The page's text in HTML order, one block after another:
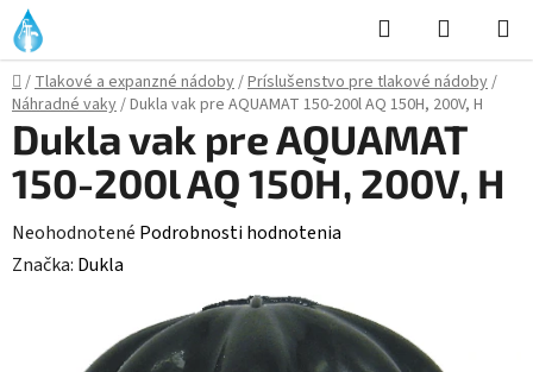
Prejsť
na
obsah
Hľadať
KOŠÍK
Domov
/Tlakové a expanzné nádoby/Príslušenstvo pre tlakové nádoby/
Náhradné vaky/Dukla vak pre AQUAMAT 150-200l AQ 150H, 200V, H
Dukla vak pre AQUAMAT
150-200l AQ 150H, 200V, H
Priemerné
hodnotenie
Neohodnotené Podrobnosti hodnotenia
Značka: Dukla